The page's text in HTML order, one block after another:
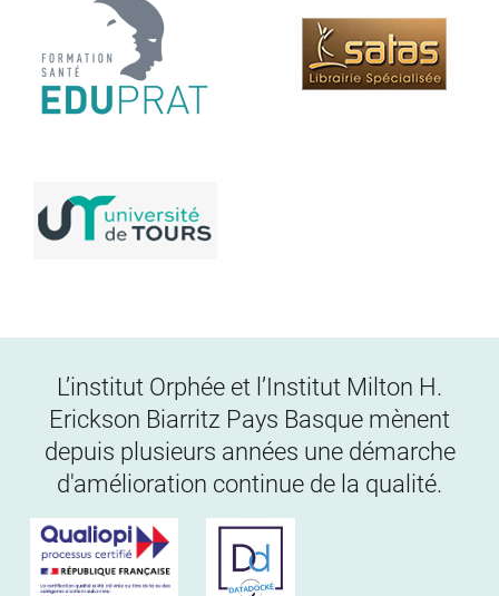
L’institut Orphée et l’Institut Milton H.
Erickson Biarritz Pays Basque mènent
depuis plusieurs années une démarche
d'amélioration continue de la qualité.